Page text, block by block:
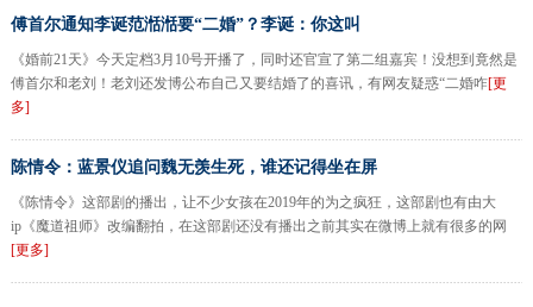
傅首尔通知李诞范湉湉要“二婚”？李诞：你这叫
《婚前21天》今天定档3月10号开播了，同时还官宣了第二组嘉宾！没想到竟然是
傅首尔和老刘！老刘还发博公布自己又要结婚了的喜讯，有网友疑惑“二婚咋[更
多]
陈情令：蓝景仪追问魏无羡生死，谁还记得坐在屏
《陈情令》这部剧的播出，让不少女孩在2019年的为之疯狂，这部剧也有由大
ip《魔道祖师》改编翻拍，在这部剧还没有播出之前其实在微博上就有很多的网
[更多]